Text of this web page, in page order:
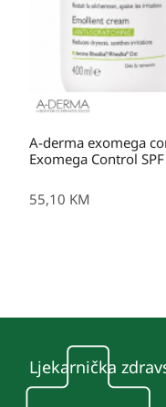
A-derma exomega
Exomega Control
55,10 KM
Ljekarnička